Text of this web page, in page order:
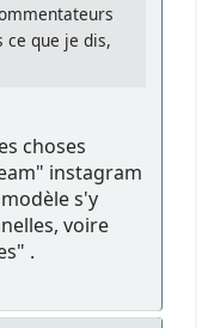
ce que je dis,
choses
instagram
s'y
voire
.